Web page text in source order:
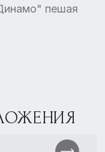
пешая